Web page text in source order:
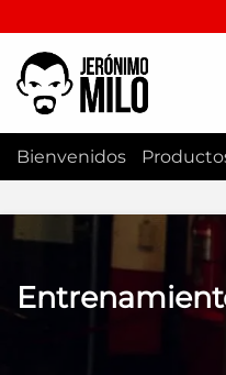
al
contenido
Bienvenidos